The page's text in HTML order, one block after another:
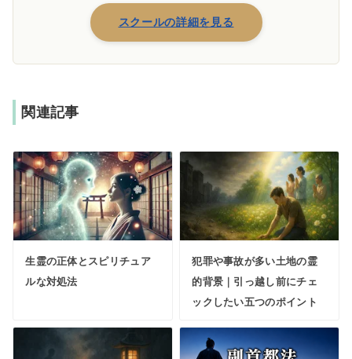
スクールの詳細を見る
関連記事
生霊の正体とスピリチュア
ルな対処法
犯罪や事故が多い土地の霊
的背景｜引っ越し前にチェ
ックしたい五つのポイント